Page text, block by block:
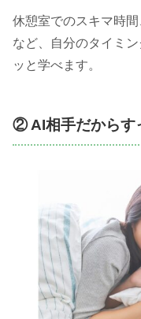
休憩室でのスキマ時
など、自分のタイミ
ッと学べます。
② AI相手だからす